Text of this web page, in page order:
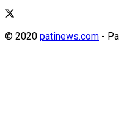
© 2020 patinews.com -